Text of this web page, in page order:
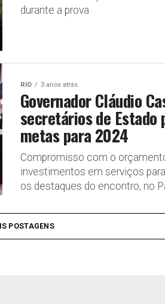
durante a prova
RIO 3 anos atrás
Governador Cláudio
secretários de Estado
metas para 2024
Compromisso com o
investimentos em serviços
os destaques do encontro, no
POSTAGENS